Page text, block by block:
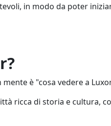
in modo da poter
è "cosa vedere a
ricca di storia e cultura,